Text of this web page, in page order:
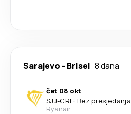
Sarajevo - Brisel 8 dana
čet 08 okt
SJJ-CRL· Bez presjedanja
Ryanair